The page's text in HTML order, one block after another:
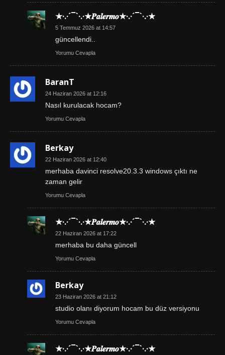
★·.·´¯`·.·★𝑷𝒂𝒍𝒆𝒓𝒎𝒐★·.·´¯`·.·★
5 Temmuz 2026 at 14:57
güncellendi..
Yorumu Cevapla
BaranT
24 Haziran 2026 at 12:16
Nasıl kurulacak hocam?
Yorumu Cevapla
Berkay
22 Haziran 2026 at 12:40
merhaba davinci resolve20.3.3 windows çıktı ne
zaman gelir
Yorumu Cevapla
★·.·´¯`·.·★𝑷𝒂𝒍𝒆𝒓𝒎𝒐★·.·´¯`·.·★
22 Haziran 2026 at 17:22
merhaba bu daha güncell
Yorumu Cevapla
Berkay
23 Haziran 2026 at 21:12
studio olanı diyorum hocam bu düz versiyonu
Yorumu Cevapla
★·.·´¯`·.·★𝑷𝒂𝒍𝒆𝒓𝒎𝒐★·.·´¯`·.·★